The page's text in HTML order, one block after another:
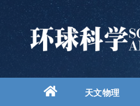
天文物理